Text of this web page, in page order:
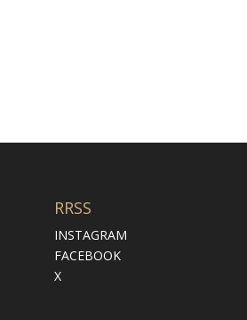
RRSS
INSTAGRAM
FACEBOOK
X